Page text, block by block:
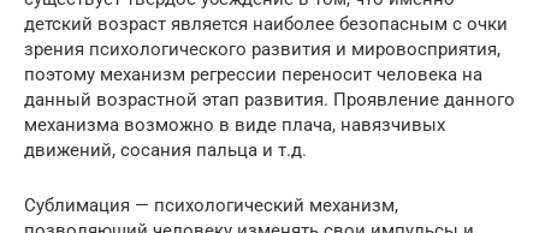
детский возраст является наиболее безопасным с очки
зрения психологического развития и мировосприятия,
поэтому механизм регрессии переносит человека на
данный возрастной этап развития. Проявление данного
механизма возможно в виде плача, навязчивых
движений, сосания пальца и т.д.
Сублимация — психологический механизм,